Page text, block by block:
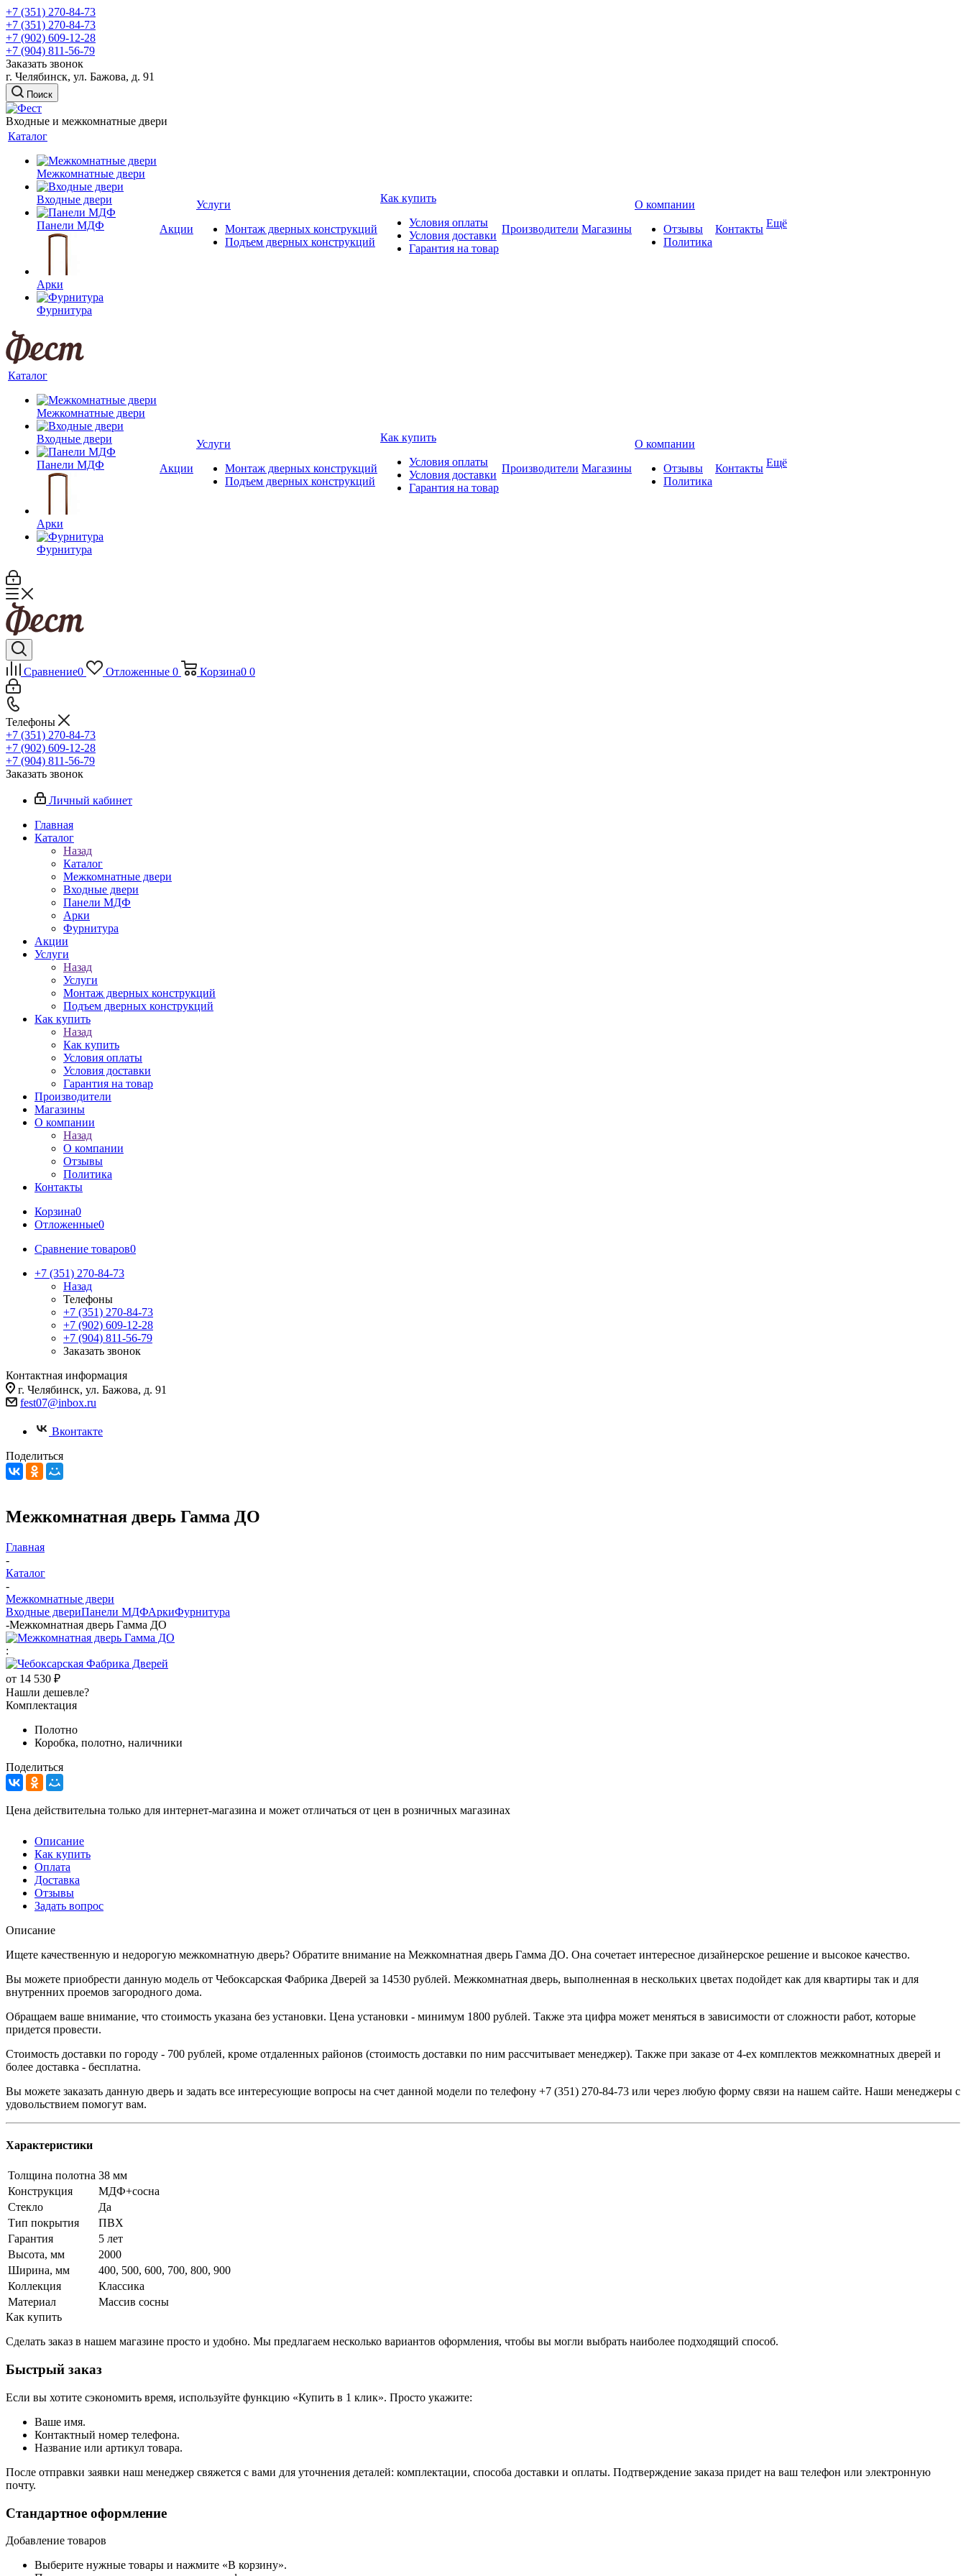
+7 (351) 270-84-73
+7 (351) 270-84-73
+7 (902) 609-12-28
+7 (904) 811-56-79
Заказать звонок
г. Челябинск, ул. Бажова, д. 91
Поиск
Входные и межкомнатные двери
Каталог
Межкомнатные двери
Входные двери
Панели МДФ
Арки
Фурнитура
Акции
Услуги
Монтаж дверных конструкций
Подъем дверных конструкций
Как купить
Условия оплаты
Условия доставки
Гарантия на товар
Производители Магазины
О компании
Отзывы
Политика
Контакты Ещё
Каталог
Межкомнатные двери
Входные двери
Панели МДФ
Арки
Фурнитура
Акции
Услуги
Монтаж дверных конструкций
Подъем дверных конструкций
Как купить
Условия оплаты
Условия доставки
Гарантия на товар
Производители Магазины
О компании
Отзывы
Политика
Контакты Ещё
Сравнение0 Отложенные 0 Корзина0 0
Телефоны
+7 (351) 270-84-73
+7 (902) 609-12-28
+7 (904) 811-56-79
Заказать звонок
Личный кабинет
Главная
Каталог
Назад
Каталог
Межкомнатные двери
Входные двери
Панели МДФ
Арки
Фурнитура
Акции
Услуги
Назад
Услуги
Монтаж дверных конструкций
Подъем дверных конструкций
Как купить
Назад
Как купить
Условия оплаты
Условия доставки
Гарантия на товар
Производители
Магазины
О компании
Назад
О компании
Отзывы
Политика
Контакты
Корзина0
Отложенные0
Сравнение товаров0
+7 (351) 270-84-73
Назад
Телефоны
+7 (351) 270-84-73
+7 (902) 609-12-28
+7 (904) 811-56-79
Заказать звонок
Контактная информация
г. Челябинск, ул. Бажова, д. 91
fest07@inbox.ru
Вконтакте
Поделиться
Межкомнатная дверь Гамма ДО
Главная
-
Каталог
-
Межкомнатные двери
Входные двериПанели МДФАркиФурнитура
-Межкомнатная дверь Гамма ДО
:
от 14 530 ₽
Нашли дешевле?
Комплектация
Полотно
Коробка, полотно, наличники
Поделиться
Цена действительна только для интернет-магазина и может отличаться от цен в розничных магазинах
Описание
Как купить
Оплата
Доставка
Отзывы
Задать вопрос
Описание
Ищете качественную и недорогую межкомнатную дверь? Обратите внимание на Межкомнатная дверь Гамма ДО. Она сочетает интересное дизайнерское решение и высокое качество.
Вы можете приобрести данную модель от Чебоксарская Фабрика Дверей за 14530 рублей. Межкомнатная дверь, выполненная в нескольких цветах подойдет как для квартиры так и для
внутренних проемов загородного дома.
Обращаем ваше внимание, что стоимость указана без установки. Цена установки - минимум 1800 рублей. Также эта цифра может меняться в зависимости от сложности работ, которые
придется провести.
Стоимость доставки по городу - 700 рублей, кроме отдаленных районов (стоимость доставки по ним рассчитывает менеджер). Также при заказе от 4-ех комплектов межкомнатных дверей и
более доставка - бесплатна.
Вы можете заказать данную дверь и задать все интересующие вопросы на счет данной модели по телефону +7 (351) 270-84-73 или через любую форму связи на нашем сайте. Наши менеджеры с
удовольствием помогут вам.
Характеристики
Толщина полотна 38 мм
Конструкция
МДФ+сосна
Стекло
Да
Тип покрытия
ПВХ
Гарантия
5 лет
Высота, мм
2000
Ширина, мм
400, 500, 600, 700, 800, 900
Коллекция
Классика
Материал
Массив сосны
Как купить
Сделать заказ в нашем магазине просто и удобно. Мы предлагаем несколько вариантов оформления, чтобы вы могли выбрать наиболее подходящий способ.
Быстрый заказ
Если вы хотите сэкономить время, используйте функцию «Купить в 1 клик». Просто укажите:
Ваше имя.
Контактный номер телефона.
Название или артикул товара.
После отправки заявки наш менеджер свяжется с вами для уточнения деталей: комплектации, способа доставки и оплаты. Подтверждение заказа придет на ваш телефон или электронную
почту.
Стандартное оформление
Добавление товаров
Выберите нужные товары и нажмите «В корзину».